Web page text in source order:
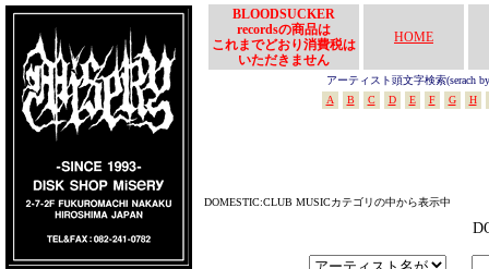
BLOODSUCKER
recordsの商品は
これまでどおり消費税は
いただきません
HOME
アーティスト頭文字検索(serach
A
B C D E F G H
DOMESTIC:CLUB MUSICカテゴリの中から表示中